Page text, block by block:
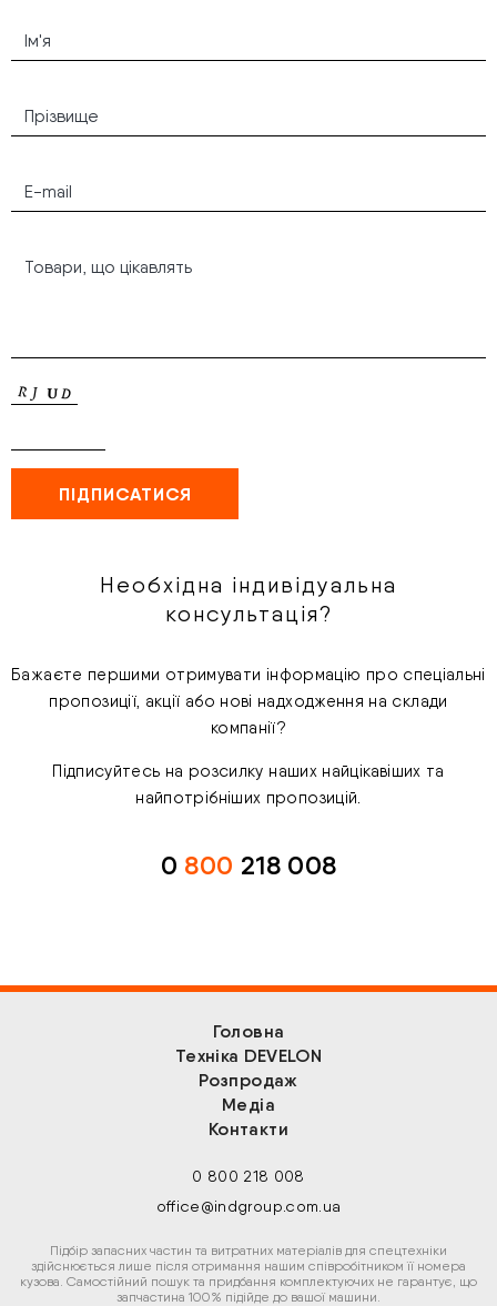
Необхідна індивідуальна
консультація?
Бажаєте першими отримувати інформацію про спеціальні
пропозиції, акції або нові надходження на склади
компанії?
Підписуйтесь на розсилку наших найцікавіших та
найпотрібніших пропозицій.
0 800 218 008
Головна
Техніка DEVELON
Розпродаж
Медіа
Контакти
0 800 218 008
office@indgroup.com.ua
Підбір запасних частин та витратних матеріалів для спецтехніки
здійснюється лише після отримання нашим співробітником її номера
кузова. Самостійний пошук та придбання комплектуючих не гарантує, що
запчастина 100% підійде до вашої машини.